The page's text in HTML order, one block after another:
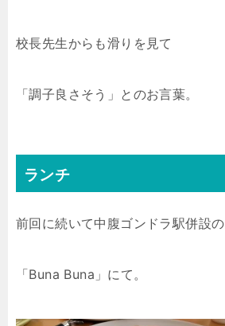
校長先生からも滑りを見て
「調子良さそう」とのお言葉。
ランチ
前回に続いて中腹ゴンドラ駅併設の
「Buna Buna」にて。